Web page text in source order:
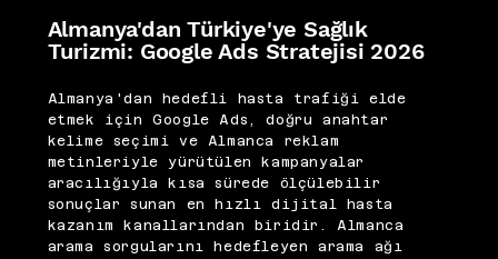
Almanya'dan Türkiye'ye Sağlık
Turizmi: Google Ads Stratejisi 2026
Almanya'dan hedefli hasta trafiği elde
etmek için Google Ads, doğru anahtar
kelime seçimi ve Almanca reklam
metinleriyle yürütülen kampanyalar
aracılığıyla kısa sürede ölçülebilir
sonuçlar sunan en hızlı dijital hasta
kazanım kanallarından biridir. Almanca
arama sorgularını hedefleyen arama ağı